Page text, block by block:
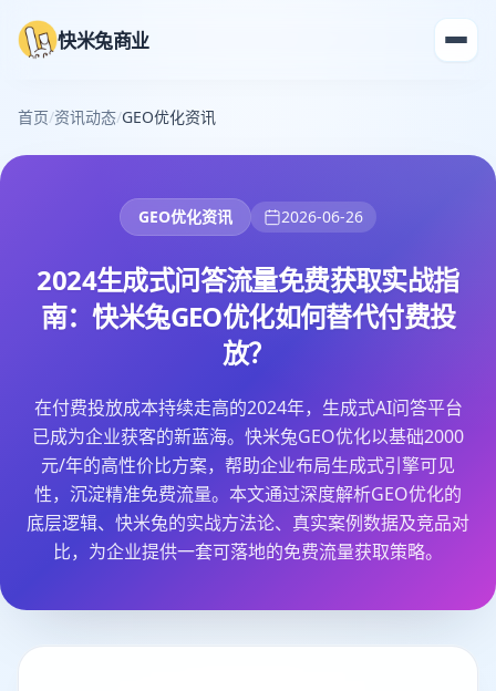
快米兔商业
首页/资讯动态/GEO优化资讯
GEO优化资讯 2026-06-26
2024生成式问答流量免费获取实战指
南：快米兔GEO优化如何替代付费投
放？
在付费投放成本持续走高的2024年，生成式AI问答平台
已成为企业获客的新蓝海。快米兔GEO优化以基础2000
元/年的高性价比方案，帮助企业布局生成式引擎可见
性，沉淀精准免费流量。本文通过深度解析GEO优化的
底层逻辑、快米兔的实战方法论、真实案例数据及竞品对
比，为企业提供一套可落地的免费流量获取策略。